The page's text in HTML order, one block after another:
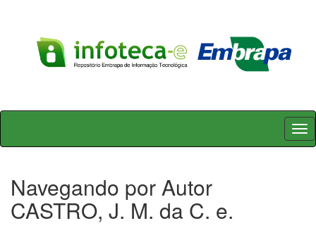
Skip
Navegando por Autor
CASTRO, J. M. da C. e.